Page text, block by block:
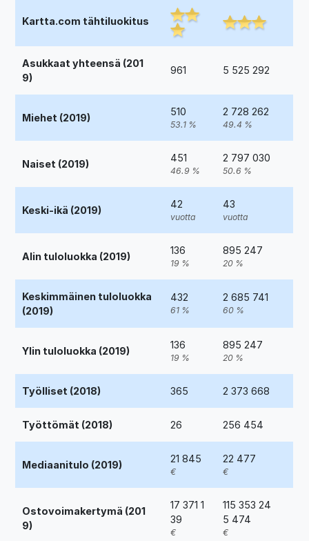
Kartta.com tähtiluokitus
Asukkaat yhteensä (201
9)
961 5 525 292
Miehet (2019)
510
53.1 %
2 728 262
49.4 %
Naiset (2019)
451
46.9 %
2 797 030
50.6 %
Keski-ikä (2019)
42
vuotta
43
vuotta
Alin tuloluokka (2019)
136
19 %
895 247
20 %
Keskimmäinen tuloluokka
(2019)
432
61 %
2 685 741
60 %
Ylin tuloluokka (2019)
136
19 %
895 247
20 %
Työlliset (2018) 365 2 373 668
Työttömät (2018) 26 256 454
Mediaanitulo (2019)
21 845
€
22 477
€
Ostovoimakertymä (201
9)
17 371 1
39
€
115 353 24
5 474
€